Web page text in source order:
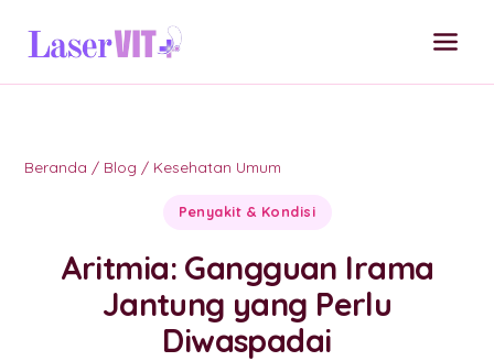
Beranda / Blog / Kesehatan Umum
Penyakit & Kondisi
Aritmia: Gangguan Irama
Jantung yang Perlu
Diwaspadai